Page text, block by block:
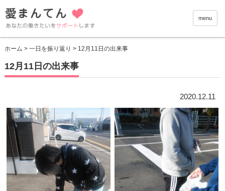
愛まん
menu
ホーム > 一日を振り返り > 12月11日の出来事
12月11日の出来事
2020.12.11